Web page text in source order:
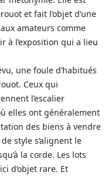
et fait l’objet d’une
amateurs comme
à l’exposition qui a lieu
une foule d’habitués
Ceux qui
l’escalier
elles ont généralement
des biens à vendre
style s’alignent le
la corde. Les lots
d’objet rare. Et